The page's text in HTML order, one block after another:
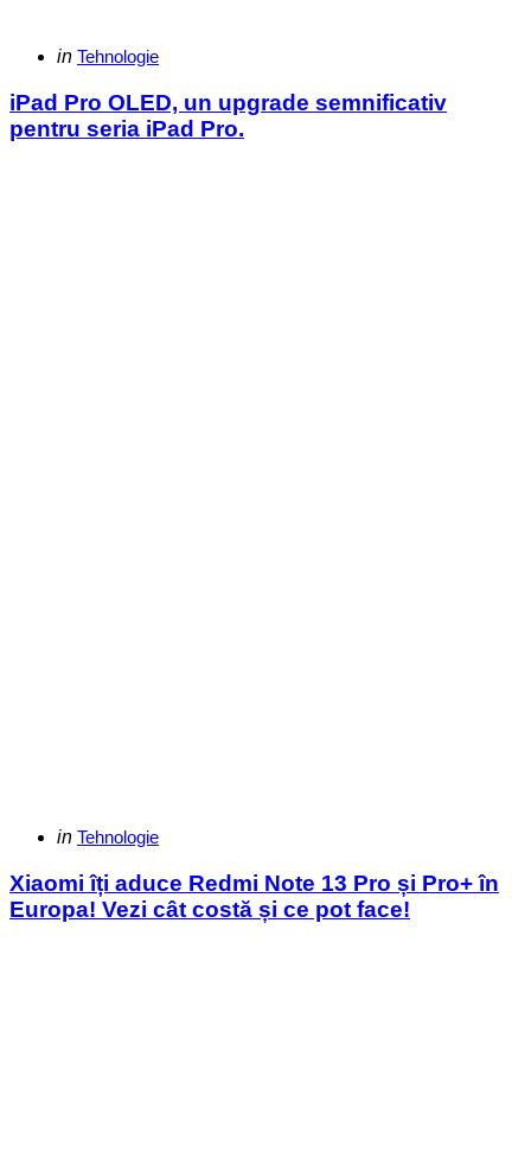
Categories
Posted
in Tehnologie
iPad Pro OLED, un upgrade semnificativ
pentru seria iPad Pro.
Categories
Posted
in Tehnologie
Xiaomi îți aduce Redmi Note 13 Pro și Pro+ în
Europa! Vezi cât costă și ce pot face!